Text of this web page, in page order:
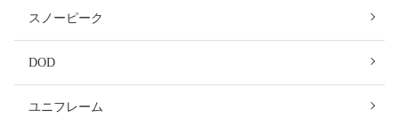
スノーピーク
DOD
ユニフレーム